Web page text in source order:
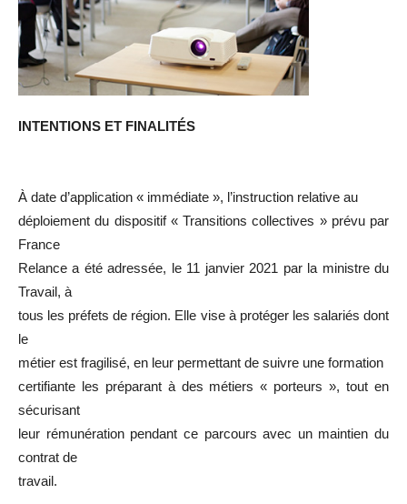
INTENTIONS ET FINALITÉS
À date d’application « immédiate », l’instruction relative au
déploiement du dispositif « Transitions collectives » prévu par
France
Relance a été adressée, le 11 janvier 2021 par la ministre du
Travail, à
tous les préfets de région. Elle vise à protéger les salariés dont
le
métier est fragilisé, en leur permettant de suivre une formation
certifiante les préparant à des métiers « porteurs », tout en
sécurisant
leur rémunération pendant ce parcours avec un maintien du
contrat de
travail.